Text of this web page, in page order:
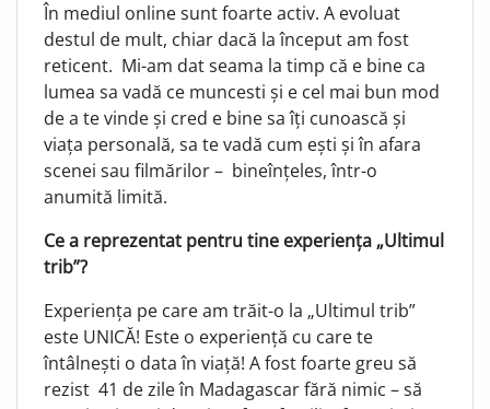
În mediul online sunt foarte activ. A evoluat
destul de mult, chiar dacă la început am fost
reticent. Mi-am dat seama la timp că e bine ca
lumea sa vadă ce muncesti și e cel mai bun mod
de a te vinde și cred e bine sa îți cunoască și
viața personală, sa te vadă cum ești și în afara
scenei sau filmărilor – bineînțeles, într-o
anumită limită.
Ce a reprezentat pentru tine experiența „Ultimul
trib”?
Experiența pe care am trăit-o la „Ultimul trib”
este UNICĂ! Este o experiență cu care te
întâlnești o data în viață! A fost foarte greu să
rezist 41 de zile în Madagascar fără nimic – să